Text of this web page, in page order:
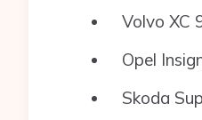
Volvo XC
Opel
Skoda